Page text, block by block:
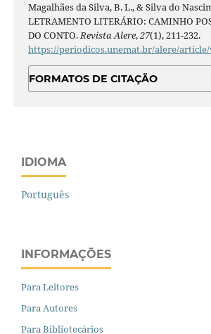
Magalhães da Silva, B. L., & Silva do
LETRAMENTO LITERÁRIO: CAMINHO
DO CONTO.Revista Alere,27(1), 211-232.
https://periodicos.unemat.br/alere/article/
FORMATOS DE CITAÇÃO
IDIOMA
Português
INFORMAÇÕES
Para Leitores
Para Autores
Para Bibliotecários